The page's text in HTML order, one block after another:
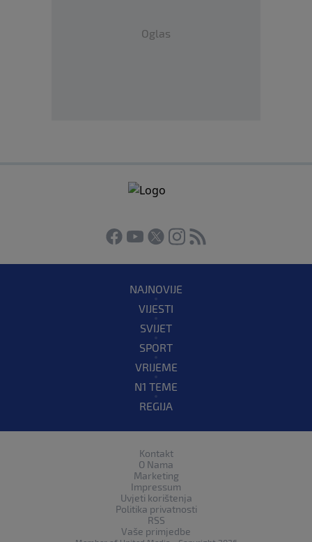
Oglas
NAJNOVIJE
VIJESTI
SVIJET
SPORT
VRIJEME
N1 TEME
REGIJA
Kontakt
O Nama
Marketing
Impressum
Uvjeti korištenja
Politika privatnosti
RSS
Vaše primjedbe